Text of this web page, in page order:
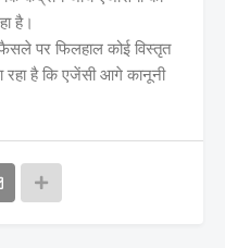
है।
पर फिलहाल कोई विस्तृत
रहा है कि एजेंसी आगे कानूनी